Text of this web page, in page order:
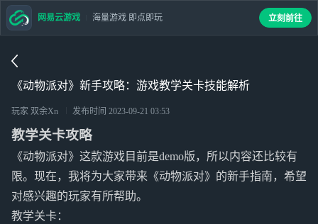
《动物派对》新手攻略：游戏教学关卡技能解析
玩家 双余Xn 发布时间 2023-09-21 03:53
教学关卡攻略
《动物派对》这款游戏目前是demo版，所以内容还比较有
限。现在，我将为大家带来《动物派对》的新手指南，希望
对感兴趣的玩家有所帮助。
教学关卡：
网易云游戏 海量游戏 即点即玩 立刻前往